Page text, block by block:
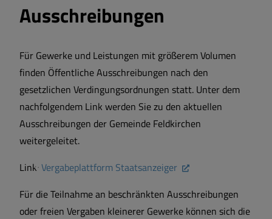
Ausschreibungen
Für Gewerke und Leistungen mit größerem Volumen
finden Öffentliche Ausschreibungen nach den
gesetzlichen Verdingungsordnungen statt. Unter dem
nachfolgendem Link werden Sie zu den aktuellen
Ausschreibungen der Gemeinde Feldkirchen
weitergeleitet.
Link:Vergabeplattform Staatsanzeiger
Für die Teilnahme an beschränkten Ausschreibungen
oder freien Vergaben kleinerer Gewerke können sich die